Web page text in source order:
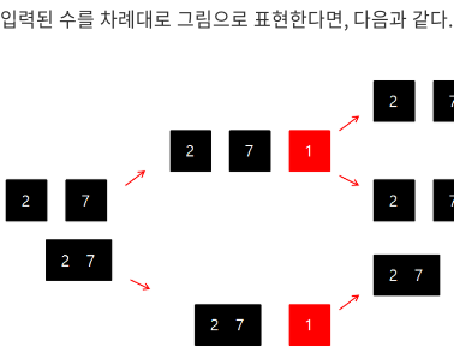
입력된 수를 차례대로 그림으로 표현한다면, 다음과 같다.